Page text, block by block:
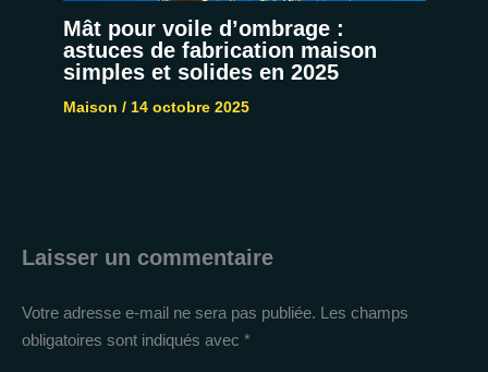
Mât pour voile d’ombrage :
astuces de fabrication maison
simples et solides en 2025
Maison / 14 octobre 2025
Laisser un commentaire
Votre adresse e-mail ne sera pas publiée. Les champs
obligatoires sont indiqués avec *